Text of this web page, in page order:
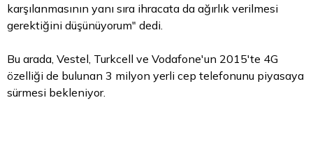
karşılanmasının yanı sıra ihracata da ağırlık verilmesi
gerektiğini düşünüyorum" dedi.
Bu arada, Vestel, Turkcell ve Vodafone'un 2015'te 4G
özelliği de bulunan 3 milyon yerli cep telefonunu piyasaya
sürmesi bekleniyor.